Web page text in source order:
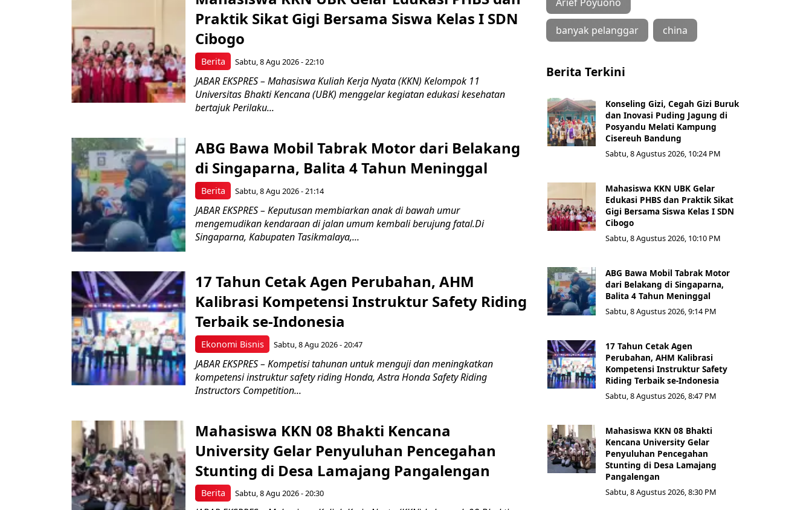
Berita
Praktik Sikat Gigi Bersama Siswa Kelas I SDN
Cibogo
Sabtu, 8 Agu 2026 - 22:10
JABAR EKSPRES – Mahasiswa Kuliah Kerja Nyata (KKN) Kelompok 11
Universitas Bhakti Kencana (UBK) menggelar kegiatan edukasi kesehatan
bertajuk Perilaku...
Berita
ABG Bawa Mobil Tabrak Motor dari Belakang
di Singaparna, Balita 4 Tahun Meninggal
Sabtu, 8 Agu 2026 - 21:14
JABAR EKSPRES – Keputusan membiarkan anak di bawah umur
mengemudikan kendaraan di jalan umum kembali berujung fatal.Di
Singaparna, Kabupaten Tasikmalaya,...
Ekonomi Bisnis
17 Tahun Cetak Agen Perubahan, AHM
Kalibrasi Kompetensi Instruktur Safety Riding
Terbaik se-Indonesia
Sabtu, 8 Agu 2026 - 20:47
JABAR EKSPRES – Kompetisi tahunan untuk menguji dan meningkatkan
kompetensi instruktur safety riding Honda, Astra Honda Safety Riding
Instructors Competition...
Berita
Mahasiswa KKN 08 Bhakti Kencana
University Gelar Penyuluhan Pencegahan
Stunting di Desa Lamajang Pangalengan
Sabtu, 8 Agu 2026 - 20:30
banyak pelanggar china
Berita Terkini
Konseling Gizi, Cegah Gizi Buruk
dan Inovasi Puding Jagung di
Posyandu Melati Kampung
Cisereuh Bandung
Sabtu, 8 Agustus 2026, 10:24 PM
Mahasiswa KKN UBK Gelar
Edukasi PHBS dan Praktik Sikat
Gigi Bersama Siswa Kelas I SDN
Cibogo
Sabtu, 8 Agustus 2026, 10:10 PM
ABG Bawa Mobil Tabrak Motor
dari Belakang di Singaparna,
Balita 4 Tahun Meninggal
Sabtu, 8 Agustus 2026, 9:14 PM
17 Tahun Cetak Agen
Perubahan, AHM Kalibrasi
Kompetensi Instruktur Safety
Riding Terbaik se-Indonesia
Sabtu, 8 Agustus 2026, 8:47 PM
Mahasiswa KKN 08 Bhakti
Kencana University Gelar
Penyuluhan Pencegahan
Stunting di Desa Lamajang
Pangalengan
Sabtu, 8 Agustus 2026, 8:30 PM